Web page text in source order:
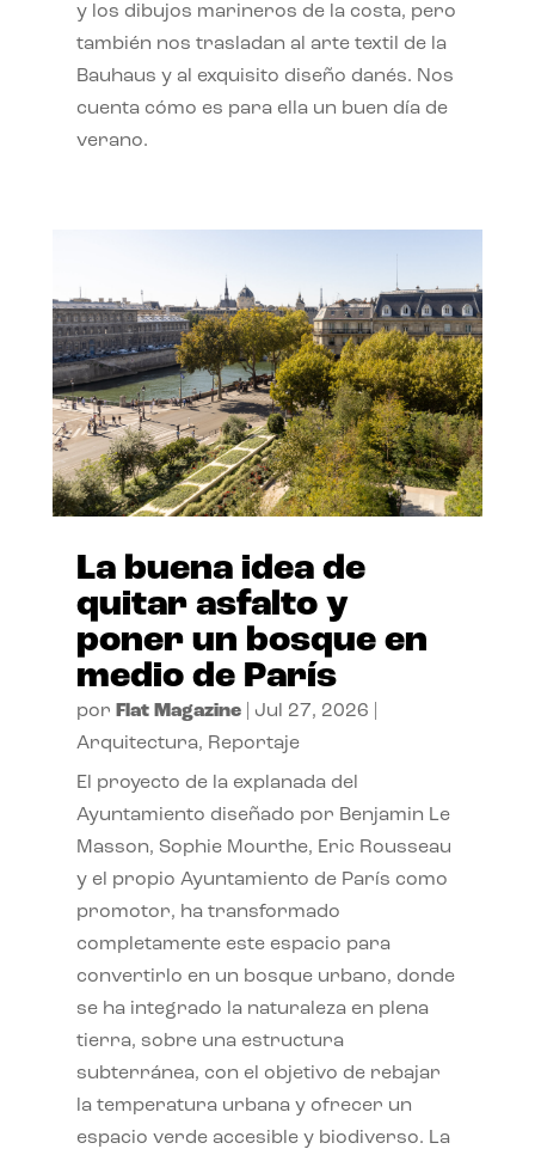
y los dibujos marineros de la costa, pero
también nos trasladan al arte textil de la
Bauhaus y al exquisito diseño danés. Nos
cuenta cómo es para ella un buen día de
verano.
La buena idea de
quitar asfalto y
poner un bosque en
medio de París
por Flat Magazine| Jul 27, 2026
Arquitectura, Reportaje
El proyecto de la explanada del
Ayuntamiento diseñado por Benjamin Le
Masson, Sophie Mourthe, Eric Rousseau
y el propio Ayuntamiento de París como
promotor, ha transformado
completamente este espacio para
convertirlo en un bosque urbano, donde
se ha integrado la naturaleza en plena
tierra, sobre una estructura
subterránea, con el objetivo de rebajar
la temperatura urbana y ofrecer un
espacio verde accesible y biodiverso. La